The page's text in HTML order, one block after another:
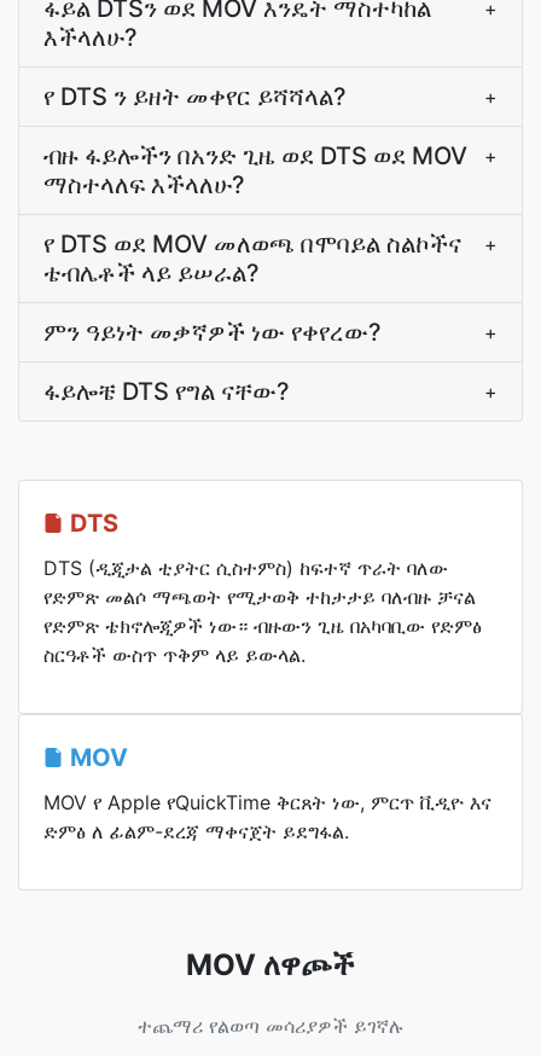
ፋይል DTSን ወደ MOV እንዴት ማስተካከል
እችላለሁ?
+
የ DTS ን ይዘት መቀየር ይሻሻላል? +
ብዙ ፋይሎችን በአንድ ጊዜ ወደ DTS ወደ MOV
ማስተላለፍ እችላለሁ?
+
የ DTS ወደ MOV መለወጫ በሞባይል ስልኮችና
ቴብሌቶች ላይ ይሠራል?
+
ምን ዓይነት መቃኛዎች ነው የቀየረው? +
ፋይሎቼ DTS የግል ናቸው? +
DTS
DTS (ዲጂታል ቲያትር ሲስተምስ) ከፍተኛ ጥራት ባለው
የድምጽ መልሶ ማጫወት የሚታወቅ ተከታታይ ባለብዙ ቻናል
የድምጽ ቴክኖሎጂዎች ነው። ብዙውን ጊዜ በአካባቢው የድምፅ
ስርዓቶች ውስጥ ጥቅም ላይ ይውላል.
MOV
MOV የ Apple የQuickTime ቅርጸት ነው, ምርጥ ቪዲዮ እና
ድምፅ ለ ፊልም-ደረጃ ማቀናጀት ይደግፋል.
MOV ለዋጮች
ተጨማሪ የልወጣ መሳሪያዎች ይገኛሉ